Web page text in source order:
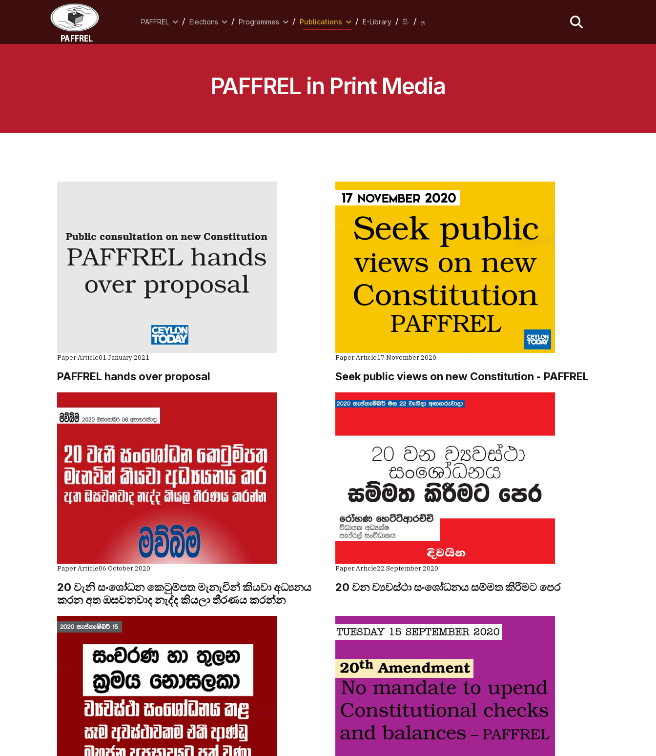
PAFFREL Elections Programmes Publications E-Library සිං த
fa-
search
PAFFREL in Print Media
Paper Article01 January 2021
PAFFREL hands over proposal
Paper Article17 November 2020
Seek public views on new Constitution - PAFFREL
Paper Article06 October 2020
20 වැනි සංශෝධන කෙටුම්පත මැනැවින් කියවා අධ්‍යනය
කරන අත ඔසවනවාද නැද්ද කියලා තීරණය කරන්න
Paper Article22 September 2020
20 වන ව්‍යවස්ථා සංශෝධනය සම්මත කිරීමට පෙර